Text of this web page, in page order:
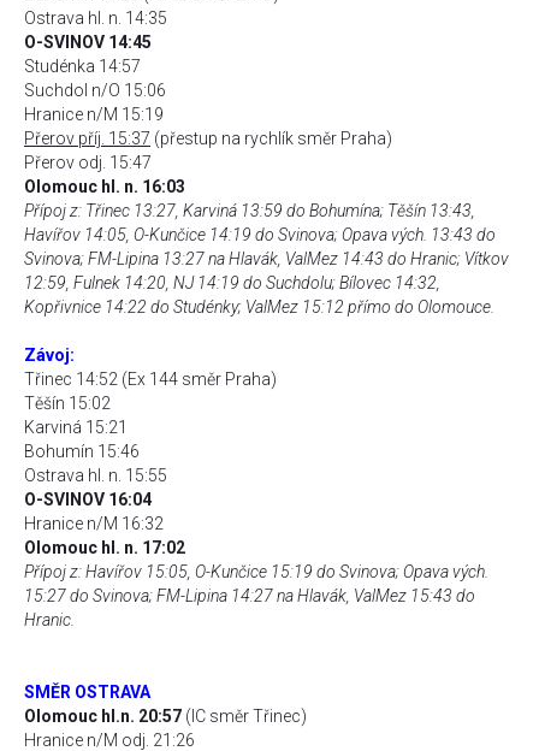
Ostrava hl. n. 14:35
O-SVINOV 14:45
Studénka 14:57
Suchdol n/O 15:06
Hranice n/M 15:19
Přerov příj. 15:37 (přestup na rychlík směr Praha)
Přerov odj. 15:47
Olomouc hl. n. 16:03
Přípoj z: Třinec 13:27, Karviná 13:59 do Bohumína; Těšín 13:43,
Havířov 14:05, O-Kunčice 14:19 do Svinova; Opava vých. 13:43 do
Svinova; FM-Lipina 13:27 na Hlavák, ValMez 14:43 do Hranic; Vítkov
12:59, Fulnek 14:20, NJ 14:19 do Suchdolu; Bílovec 14:32,
Kopřivnice 14:22 do Studénky; ValMez 15:12 přímo do Olomouce.
Závoj:
Třinec 14:52 (Ex 144 směr Praha)
Těšín 15:02
Karviná 15:21
Bohumín 15:46
Ostrava hl. n. 15:55
O-SVINOV 16:04
Hranice n/M 16:32
Olomouc hl. n. 17:02
Přípoj z: Havířov 15:05, O-Kunčice 15:19 do Svinova; Opava vých.
15:27 do Svinova; FM-Lipina 14:27 na Hlavák, ValMez 15:43 do
Hranic.
SMĚR OSTRAVA
Olomouc hl.n. 20:57 (IC směr Třinec)
Hranice n/M odj. 21:26